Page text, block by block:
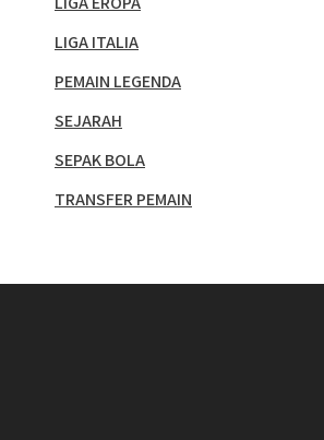
LIGA ITALIA
PEMAIN LEGENDA
SEJARAH
SEPAK BOLA
TRANSFER PEMAIN